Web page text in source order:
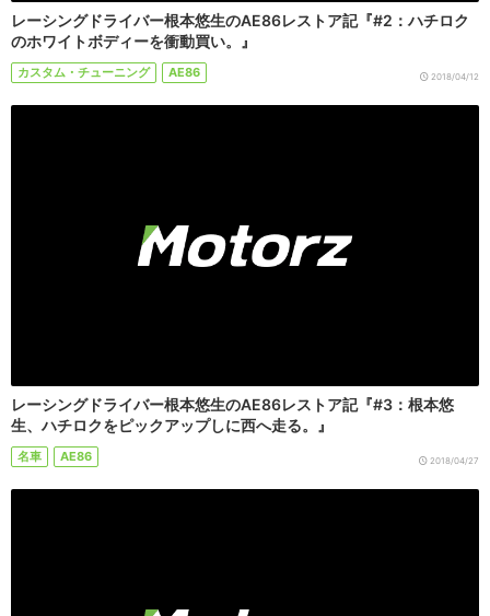
レーシングドライバー根本悠生のAE86レストア記『#2：ハチロク
のホワイトボディーを衝動買い。』
カスタム・チューニング AE86 2018/04/12
レーシングドライバー根本悠生のAE86レストア記『#3：根本悠
生、ハチロクをピックアップしに西へ走る。』
名車 AE86 2018/04/27